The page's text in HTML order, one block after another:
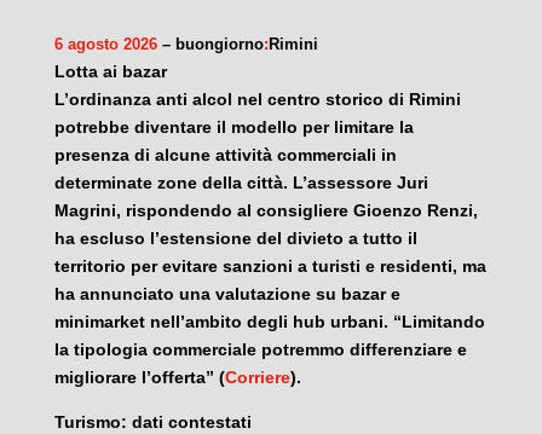
6 agosto 2026– buongiorno: Rimini
Lotta ai bazar
L’ordinanza anti alcol nel centro storico di Rimini
potrebbe diventare il modello per limitare la
presenza di alcune attività commerciali in
determinate zone della città. L’assessore Juri
Magrini, rispondendo al consigliere Gioenzo Renzi,
ha escluso l’estensione del divieto a tutto il
territorio per evitare sanzioni a turisti e residenti, ma
ha annunciato una valutazione su bazar e
minimarket nell’ambito degli hub urbani. “Limitando
la tipologia commerciale potremmo differenziare e
migliorare l’offerta” (Corriere).
Turismo: dati contestati